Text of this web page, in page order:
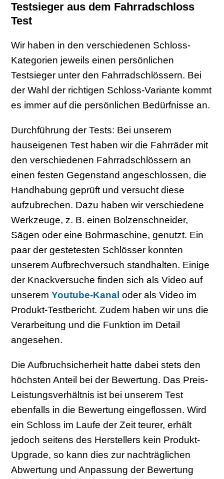
Testsieger aus dem Fahrradschloss
Test
Wir haben in den verschiedenen Schloss-
Kategorien jeweils einen persönlichen
Testsieger unter den Fahrradschlössern. Bei
der Wahl der richtigen Schloss-Variante kommt
es immer auf die persönlichen Bedürfnisse an.
Durchführung der Tests: Bei unserem
hauseigenen Test haben wir die Fahrräder mit
den verschiedenen Fahrradschlössern an
einen festen Gegenstand angeschlossen, die
Handhabung geprüft und versucht diese
aufzubrechen. Dazu haben wir verschiedene
Werkzeuge, z. B. einen Bolzenschneider,
Sägen oder eine Bohrmaschine, genutzt. Ein
paar der gestetesten Schlösser konnten
unserem Aufbrechversuch standhalten. Einige
der Knackversuche finden sich als Video auf
unserem Youtube-Kanal oder als Video im
Produkt-Testbericht. Zudem haben wir uns die
Verarbeitung und die Funktion im Detail
angesehen.
Die Aufbruchsicherheit hatte dabei stets den
höchsten Anteil bei der Bewertung. Das Preis-
Leistungsverhältnis ist bei unserem Test
ebenfalls in die Bewertung eingeflossen. Wird
ein Schloss im Laufe der Zeit teurer, erhält
jedoch seitens des Herstellers kein Produkt-
Upgrade, so kann dies zur nachträglichen
Abwertung und Anpassung der Bewertung